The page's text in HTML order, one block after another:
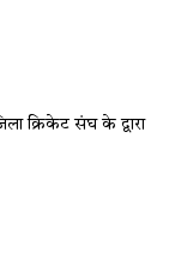
क्रिकेट संघ के द्वारा